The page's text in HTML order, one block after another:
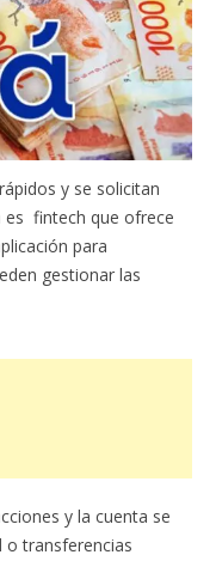
y se solicitan
es fintech que ofrece
para
gestionar las
y la cuenta se
o transferencias